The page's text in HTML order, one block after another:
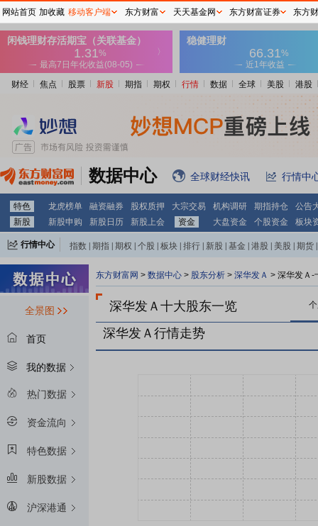
财经 焦点 股票 新股 期指 期权 行情 数据 全球 美股 港股
数据中心 全球财经快讯 行情中
特色 龙虎榜单 融资融券 股权质押 大宗交易 机构调研 期指持仓
公告
新股
新股申购 新股日历 新股上会 资金 大盘资金 个股资金 板块
行情中心 指数 期指 期权 个股 板块 排行 新股 基金 港股 美股 期货
全景图
首页
我的数据
热门数据
资金流向
特色数据
新股数据
沪深港通
东方财富网 > 数据中心 > 股东分析 > 深华发Ａ > 深华发Ａ-
深华发Ａ十大股东一览
深华发Ａ行情走势
网站首页 加收藏 移动客户端 东方财富 天天基金网 东方财富证券 东方